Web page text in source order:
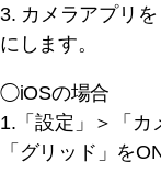
3. カメラアプリ
にします。
◯iOSの場合
1.「設定」＞「カ
「グリッド」を